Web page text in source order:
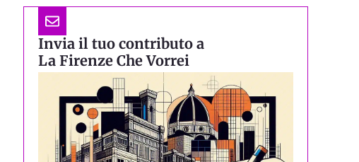
Invia il tuo contributo a
La Firenze Che Vorrei